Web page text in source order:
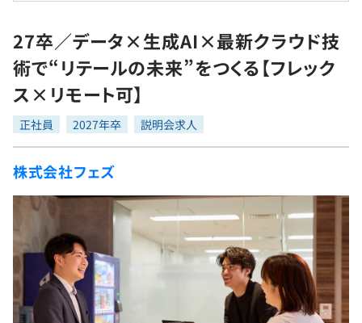
転職成功ガイド
転職エージェント
インタビュー
転職成功ガイド
新卒就活
求人検索
本選考
インターン
新卒エージェント
イベント・セミナー
インタビュー
就活成功ガイド
学習
問題集
4択課題
ナレッジ
リファレンス
プログラミング言語
評価結果一覧
再チャレンジ結果一覧
ゲーム・マンガ
Tech Team Journal
paiza times
note
paizaとは？
27卒／データ×生成AI×最新クラウド技
術で“リテールの未来”をつくる【フレック
ス×リモート可】
正社員 2027年卒 説明会求人
株式会社フェズ